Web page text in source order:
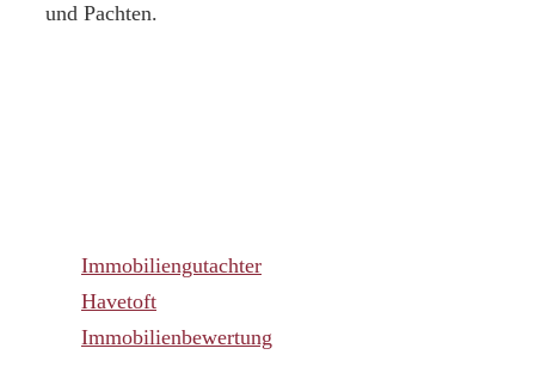
und Pachten.
Immobiliengutachter
Havetoft
Immobilienbewertung